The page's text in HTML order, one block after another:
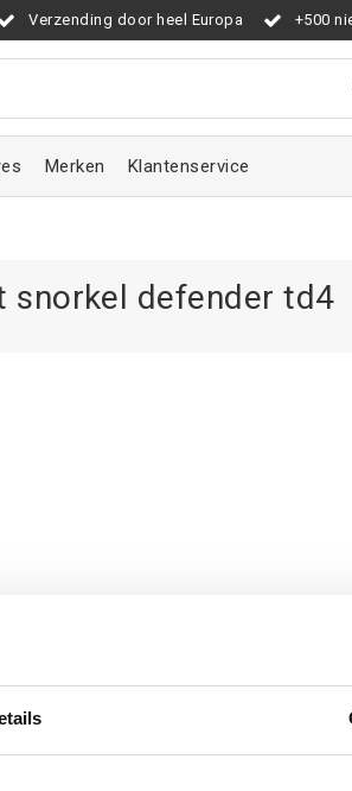
Verzending door heel Europa +500
Merken Klantenservice
snorkel defender td4